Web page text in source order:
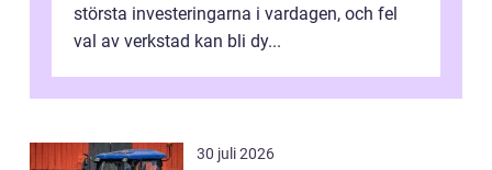
största investeringarna i vardagen, och fel
val av verkstad kan bli dy...
30 juli 2026